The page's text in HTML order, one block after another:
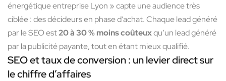
énergétique entreprise Lyon » capte une audience très
ciblée : des décideurs en phase d’achat. Chaque lead généré
par le SEO est20 à 30 % moins coûteuxqu’un lead généré
par la publicité payante, tout en étant mieux qualifié.
SEO et taux de conversion : un levier direct sur
le chiffre d’affaires